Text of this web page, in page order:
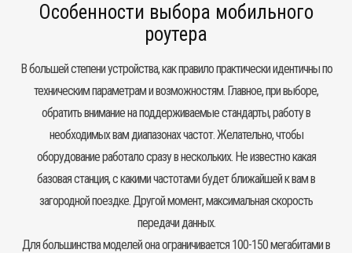
Особенности выбора мобильного
роутера
В большей степени устройства, как правило практически идентичны по
техническим параметрам и возможностям. Главное, при выборе,
обратить внимание на поддерживаемые стандарты, работу в
необходимых вам диапазонах частот. Желательно, чтобы
оборудование работало сразу в нескольких. Не известно какая
базовая станция, с какими частотами будет ближайшей к вам в
загородной поездке. Другой момент, максимальная скорость
передачи данных.
Для большинства моделей она ограничивается 100-150 мегабитами в